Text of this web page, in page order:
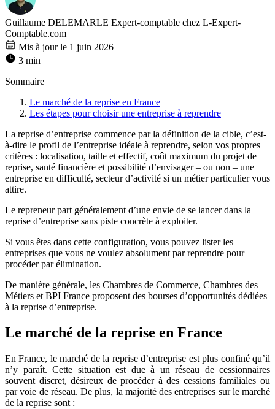
Guillaume DELEMARLE Expert-comptable chez L-Expert-
Comptable.com
Mis à jour le 1 juin 2026
3 min
Sommaire
Le marché de la reprise en France
Les étapes pour choisir une entreprise à reprendre
La reprise d’entreprise commence par la définition de la cible, c’est-
à-dire le profil de l’entreprise idéale à reprendre, selon vos propres
critères : localisation, taille et effectif, coût maximum du projet de
reprise, santé financière et possibilité d’envisager – ou non – une
entreprise en difficulté, secteur d’activité si un métier particulier vous
attire.
Le repreneur part généralement d’une envie de se lancer dans la
reprise d’entreprise sans piste concrète à exploiter.
Si vous êtes dans cette configuration, vous pouvez lister les
entreprises que vous ne voulez absolument par reprendre pour
procéder par élimination.
De manière générale, les Chambres de Commerce, Chambres des
Métiers et BPI France proposent des bourses d’opportunités dédiées
à la reprise d’entreprise.
Le marché de la reprise en France
En France, le marché de la reprise d’entreprise est plus confiné qu’il
n’y paraît. Cette situation est due à un réseau de cessionnaires
souvent discret, désireux de procéder à des cessions familiales ou
par voie de réseau. De plus, la majorité des entreprises sur le marché
de la reprise sont :